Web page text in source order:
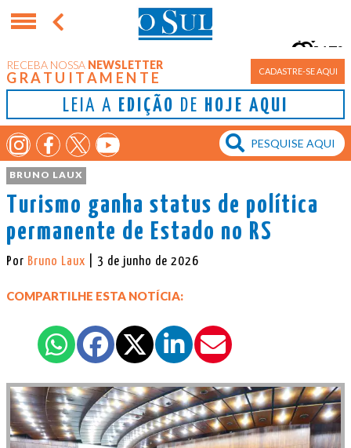
RECEBA NOSSA NEWSLETTER
GRATUITAMENTE CADASTRE-SE AQUI
LEIA A EDIÇÃO DE HOJE AQUI
Porto Alegre
17°
BRUNO LAUX
Turismo ganha status de política
permanente de Estado no RS
Por Bruno Laux | 3 de junho de 2026
COMPARTILHE ESTA NOTÍCIA: